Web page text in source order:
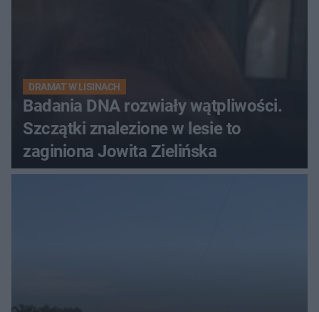
DRAMAT W LISINACH
Badania DNA rozwiały wątpliwości.
Szczątki znalezione w lesie to
zaginiona Jowita Zielińska